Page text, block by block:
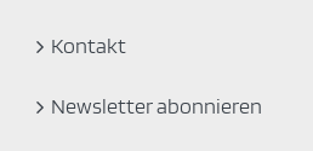
Kontakt
Newsletter abonnieren